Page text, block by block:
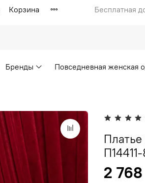
Корзина Бесплатная
Бренды Повседневная женская
2